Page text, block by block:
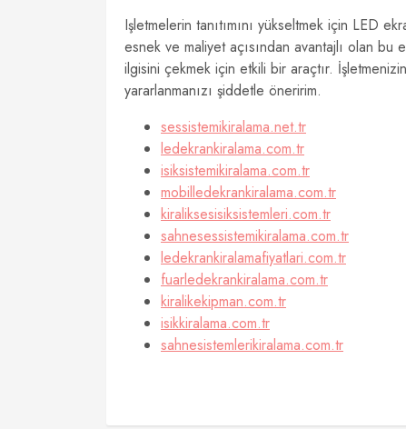
Işletmelerin tanıtımını yükseltmek için LED
esnek ve maliyet açısından avantajlı olan bu
ilgisini çekmek için etkili bir araçtır.
yararlanmanızı şiddetle öneririm.
sessistemikiralama.net.tr
ledekrankiralama.com.tr
isiksistemikiralama.com.tr
mobilledekrankiralama.com.tr
kiraliksesisiksistemleri.com.tr
sahnesessistemikiralama.com.tr
ledekrankiralamafiyatlari.com.tr
fuarledekrankiralama.com.tr
kiralikekipman.com.tr
isikkiralama.com.tr
sahnesistemlerikiralama.com.tr